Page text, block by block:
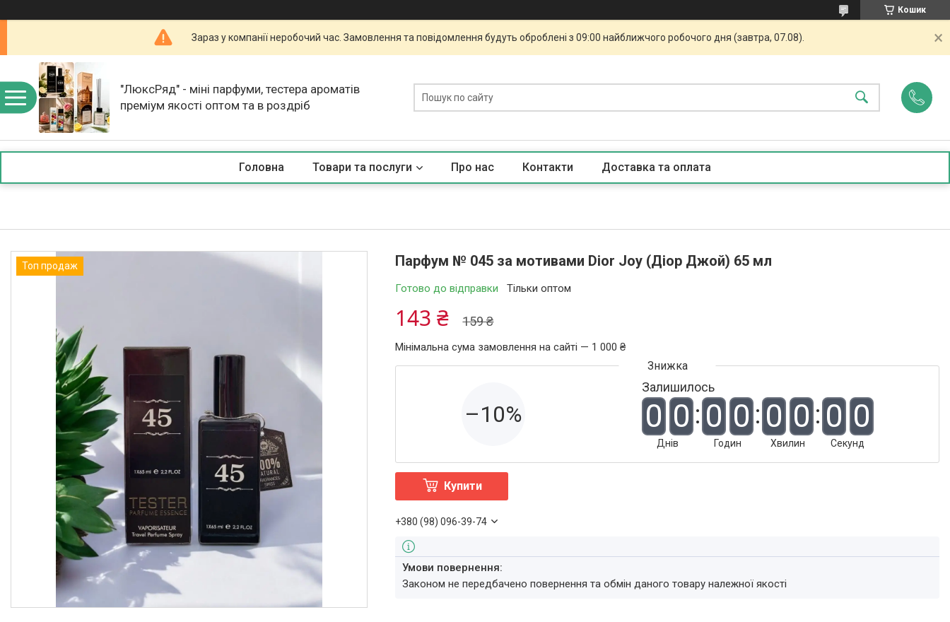
Кошик
Зараз у компанії неробочий час. Замовлення та повідомлення будуть оброблені з 09:00 найближчого робочого дня (завтра, 07.08).
"ЛюксРяд" - міні парфуми, тестера ароматів
преміум якості оптом та в роздріб
Головна Товари та послуги Про нас Контакти Доставка та оплата
Топ продаж Парфум № 045 за мотивами Dior Joy (Діор Джой) 65 мл
Готово до відправки Тільки оптом
159 ₴
143 ₴
Мінімальна сума замовлення на сайті — 1 000 ₴
–10%
Залишилось
0 0
Днів
0 0
Годин
0 0
Хвилин
0 0
Секунд
Купити
+380 (98) 096-39-74
Законом не передбачено повернення та обмін даного товару належної якості